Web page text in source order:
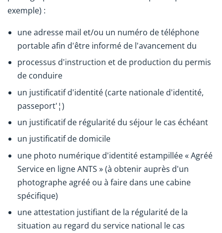
exemple) :
une adresse mail et/ou un numéro de téléphone
portable afin d'être informé de l'avancement du
processus d'instruction et de production du permis
de conduire
un justificatif d'identité (carte nationale d'identité,
passeport'¦)
un justificatif de régularité du séjour le cas échéant
un justificatif de domicile
une photo numérique d'identité estampillée « Agréé
Service en ligne ANTS » (à obtenir auprès d'un
photographe agréé ou à faire dans une cabine
spécifique)
une attestation justifiant de la régularité de la
situation au regard du service national le cas